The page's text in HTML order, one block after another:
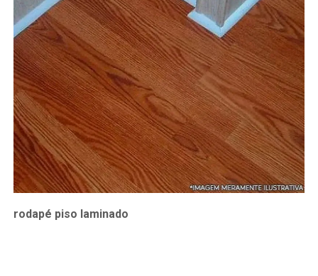
rodapé piso laminado